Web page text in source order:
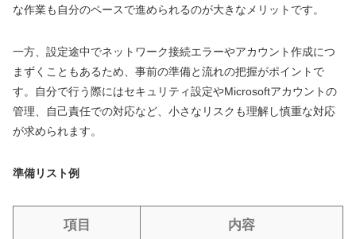
な作業も自分のペースで進められるのが大きなメリットです。
一方、設定途中でネットワーク接続エラーやアカウント作成につ
まずくこともあるため、事前の準備と流れの把握がポイントで
す。自分で行う際にはセキュリティ設定やMicrosoftアカウントの
管理、自己責任での対応など、小さなリスクも理解し慎重な対応
が求められます。
準備リスト例
項目 内容